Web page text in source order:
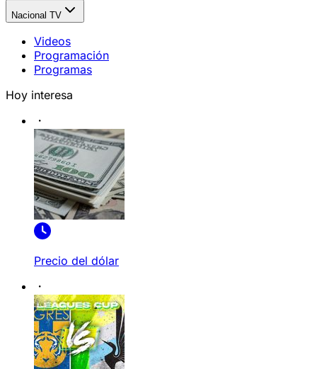
Nacional TV
Videos
Programación
Programas
Hoy interesa
Precio del dólar